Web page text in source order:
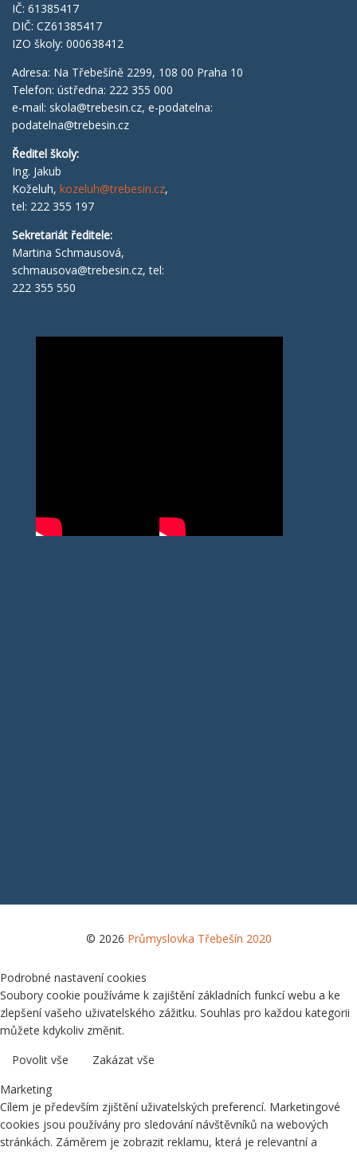
IČ: 61385417
DIČ: CZ61385417
IZO školy: 000638412
Adresa: Na Třebešíně 2299, 108 00 Praha 10
Telefon: ústředna: 222 355 000
e-mail: skola@trebesin.cz, e-podatelna:
podatelna@trebesin.cz
Ředitel školy:
Ing. Jakub
Koželuh, kozeluh@trebesin.cz,
tel: 222 355 197
Sekretariát ředitele:
Martina Schmausová,
schmausova@trebesin.cz, tel:
222 355 550
© 2026 Průmyslovka Třebešín 2020
Podrobné nastavení cookies
Soubory cookie používáme k zajištění základních funkcí webu a ke
zlepšení vašeho uživatelského zážitku. Souhlas pro každou kategorii
můžete kdykoliv změnit.
Povolit vše
Zakázat vše
Marketing
Cílem je především zjištění uživatelských preferencí. Marketingové
cookies jsou používány pro sledování návštěvníků na webových
stránkách. Záměrem je zobrazit reklamu, která je relevantní a